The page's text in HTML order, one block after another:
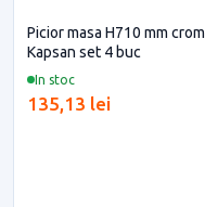
In stoc
Picior masa H710 mm crom
Kapsan set 4 buc
135,13 lei